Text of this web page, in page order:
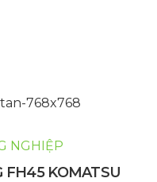
NGHIỆP
FH45 KOMATSU